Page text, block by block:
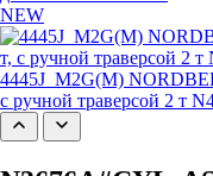
NEW
4445J_M2G(M)
с ручной траверсой 2 т